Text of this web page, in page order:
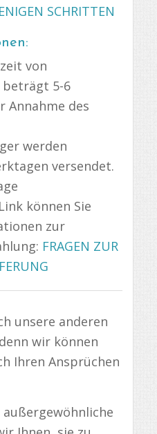
SCHRITTEN
von
beträgt 5-6
Annahme des
werden
versendet.
können Sie
zur
FRAGEN ZUR
unsere anderen
wir können
Ihren Ansprüchen
außergewöhnliche